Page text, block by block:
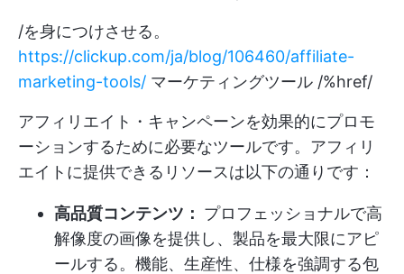
/を身につけさせる。
https://clickup.com/ja/blog/106460/affiliate-
marketing-tools/ マーケティングツール /%href/
アフィリエイト・キャンペーンを効果的にプロモ
ーションするために必要なツールです。アフィリ
エイトに提供できるリソースは以下の通りです：
高品質コンテンツ： プロフェッショナルで高
解像度の画像を提供し、製品を最大限にアピ
ールする。機能、生産性、仕様を強調する包